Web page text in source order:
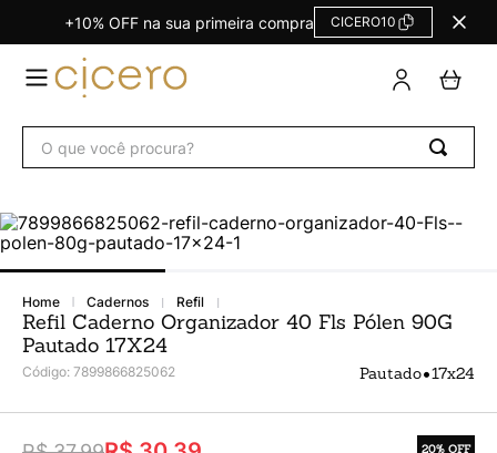
+10% OFF na sua primeira compra CICERO10
cadernos refil
Refil Caderno Organizador 40 Fls Pólen 90G
Pautado 17X24
Código: 7899866825062 Pautado•17x24
20% OFF
TERMOS
MAIS
Agendas Calendários
3ºFichário
4ºCaderno
Planner
Planner Permanente
Trancoso